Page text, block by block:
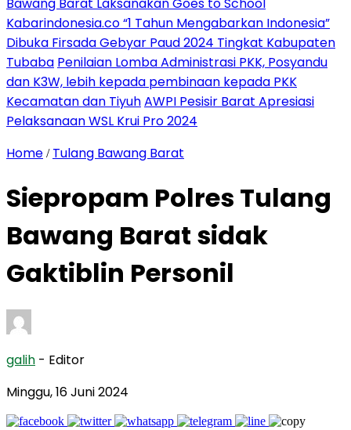
Kabarindonesia.co “1 Tahun Mengabarkan Indonesia”
Dibuka Firsada Gebyar Paud 2024 Tingkat Kabupaten
Tubaba Penilaian Lomba Administrasi PKK, Posyandu
dan K3W, lebih kepada pembinaan kepada PKK
Kecamatan dan TiyuhAWPI Pesisir Barat Apresiasi
Pelaksanaan WSL Krui Pro 2024
Home / Tulang Bawang Barat
Siepropam Polres Tulang
Bawang Barat sidak
Gaktiblin Personil
galih - Editor
Minggu, 16 Juni 2024